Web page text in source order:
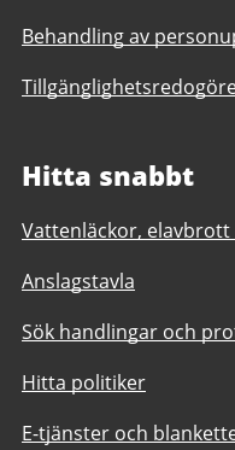
Behandling av
Hitta snabbt
Vattenläckor,
Anslagstavla
Sök handlingar och
Hitta politiker
E-tjänster och